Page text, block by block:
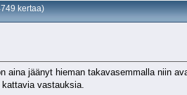
kertaa)
jäänyt hieman takavasemmalla niin
vastauksia.